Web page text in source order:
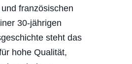
französischen
30-jährigen
steht das
hohe Qualität,